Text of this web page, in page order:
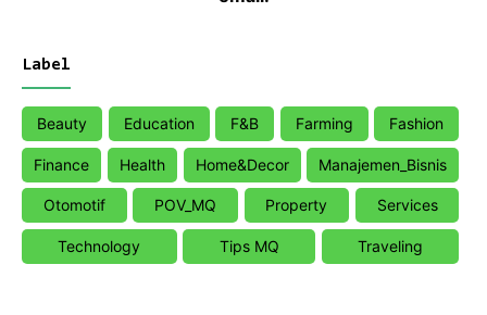
Label
Beauty Education F&B Farming Fashion
Finance Health Home&Decor Manajemen_Bisnis
Otomotif POV_MQ Property Services
Technology Tips MQ Traveling